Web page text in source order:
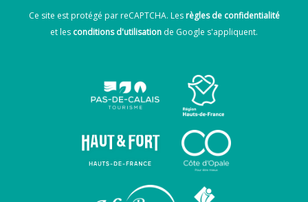
Ce site est protégé par reCAPTCHA. Lesrègles de confidentialité
et les conditions d'utilisation de Google s'appliquent.